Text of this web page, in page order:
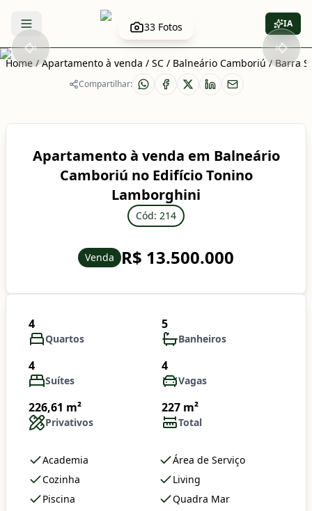
Abrir menu IA
33 Fotos
Home / Apartamento à venda / SC / Balneário Camboriú / Barra
Compartilhar:
Apartamento à venda em Balneário
Camboriú no Edifício Tonino
Lamborghini
Cód: 214
Venda R$ 13.500.000
4
Quartos
5
Banheiros
4
Suítes
4
Vagas
226,61 m²
Privativos
227 m²
Total
Academia
Área de Serviço
Cozinha
Living
Piscina
Quadra Mar